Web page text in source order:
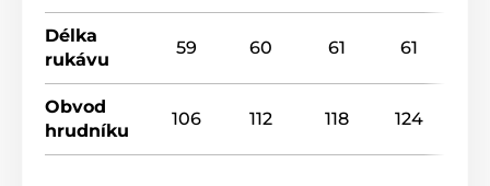
Délka
rukávu
59 60 61 61
Obvod
hrudníku
106 112 118 124